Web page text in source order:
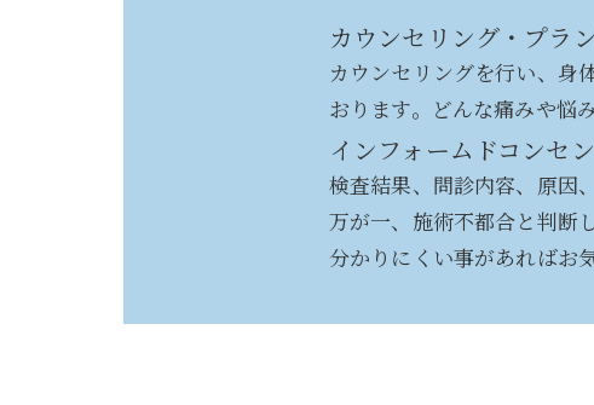
カウンセリング・プラ
カウンセリングを行い、身
おります。どんな痛みや悩
インフォームドコンセ
検査結果、問診内容、原因
万が一、施術不都合と判断
分かりにくい事があればお